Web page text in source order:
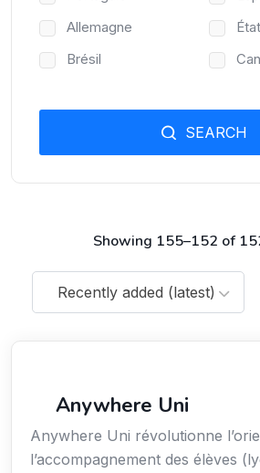
Showing 155–152 of
Recently added (latest)
Anywhere Uni
Anywhere Uni révolutionne
l’accompagnement des élèves
Allemagne
Brésil
SEARCH